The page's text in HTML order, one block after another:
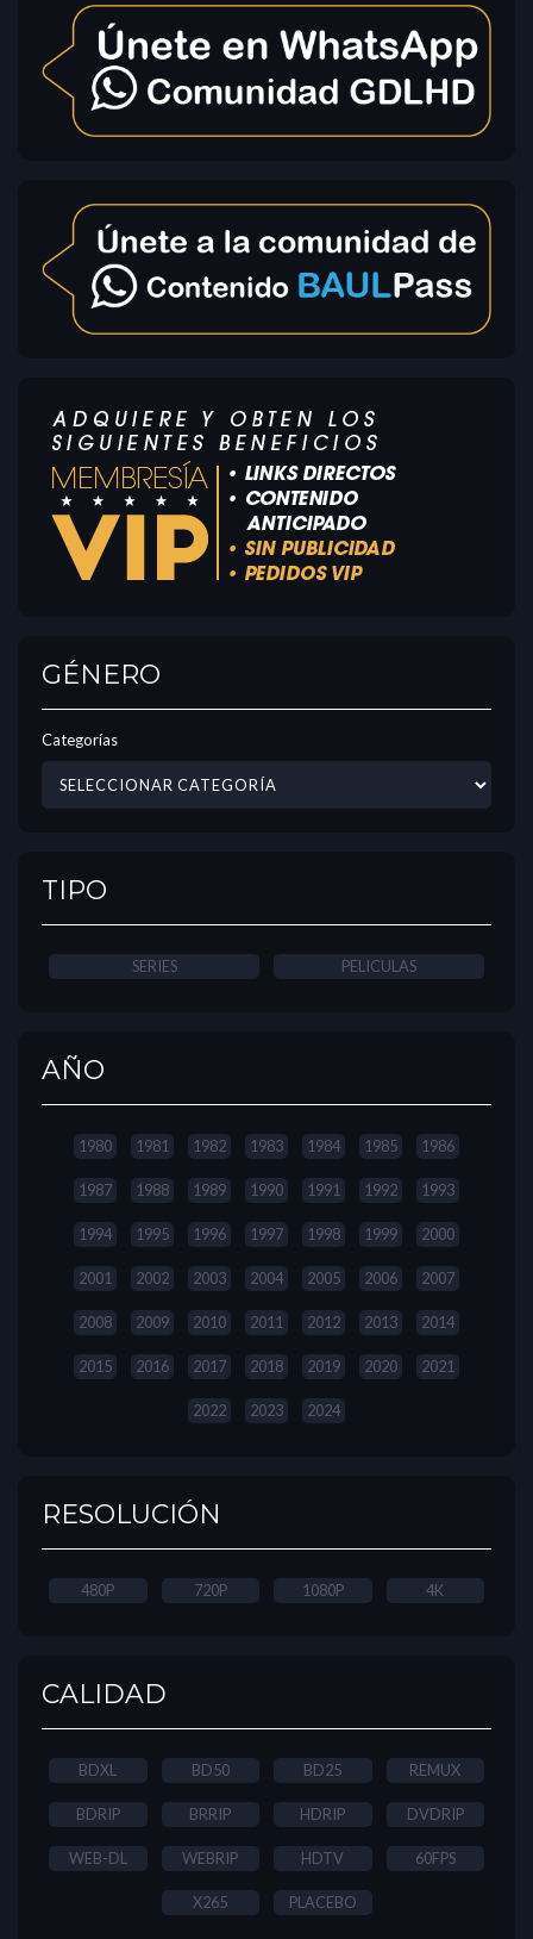
GÉNERO
Categorías
TIPO
SERIES PELICULAS
AÑO
1980 1981 1982 1983 1984 1985 1986
1987 1988 1989 1990 1991 1992 1993
1994 1995 1996 1997 1998 1999 2000
2001 2002 2003 2004 2005 2006 2007
2008 2009 2010 2011 2012 2013 2014
2015 2016 2017 2018 2019 2020 2021
2022 2023 2024
RESOLUCIÓN
480P 720P 1080P 4K
CALIDAD
BDXL BD50 BD25 REMUX
BDRIP BRRIP HDRIP DVDRIP
WEB-DL WEBRIP HDTV 60FPS
X265 PLACEBO